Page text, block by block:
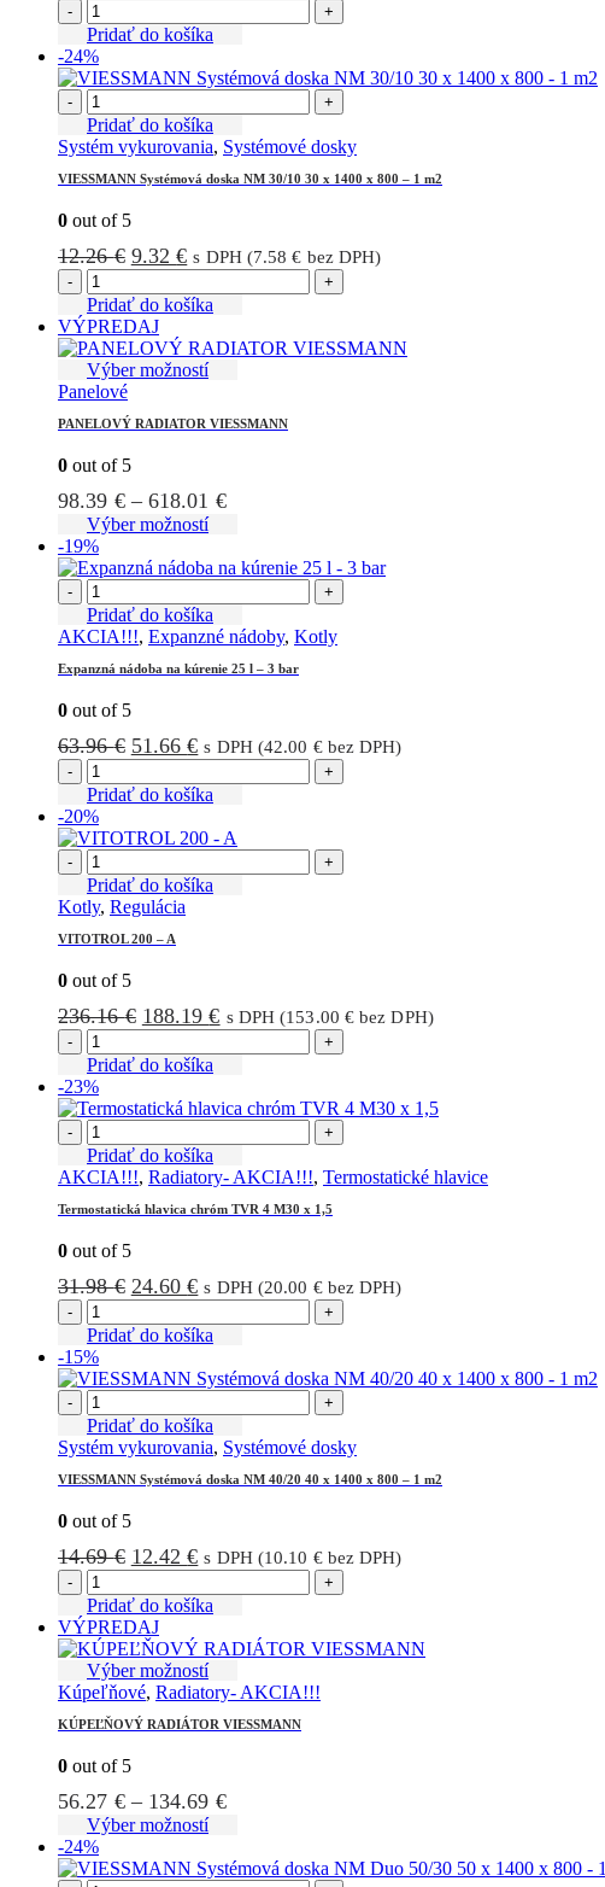
bola:
je:
- +
Pridať do košíka
-24%
- +
Pridať do košíka
Systém vykurovania, Systémové dosky
VIESSMANN Systémová doska NM 30/10 30 x 1400 x 800 – 1 m2
0 out of 5
12.26€ Pôvodná
bola:
12.26 €.
9.32€Aktuálna
je:
s DPH (7.58€ bez DPH)
- +
Pridať do košíka
VÝPREDAJ
Výber možností
viacero
na
stránke
produktu.
Panelové
PANELOVÝ RADIATOR VIESSMANN
0 out of 5
98.39 € – 618.01 €Price
through
618.01 €
Výber možností
má
variantov.
Možnosti
môžete
stránke
produktu.
-19%
- +
Pridať do košíka
AKCIA!!!, Expanzné nádoby, Kotly
Expanzná nádoba na kúrenie 25 l – 3 bar
0 out of 5
63.96€ Pôvodná
bola:
51.66€Aktuálna
je:
s DPH (42.00 €bez DPH)
- +
Pridať do košíka
-20%
- +
Pridať do košíka
Kotly, Regulácia
VITOTROL 200 – A
0 out of 5
236.16€ Pôvodná
bola:
188.19€Aktuálna
s DPH (153.00 € bez DPH)
- +
Pridať do košíka
-23%
- +
Pridať do košíka
AKCIA!!!, Radiatory- AKCIA!!!, Termostatické hlavice
Termostatická hlavica chróm TVR 4 M30 x 1,5
0 out of 5
31.98€ Pôvodná
bola:
24.60€Aktuálna
je:
s DPH (20.00 €bez DPH)
- +
Pridať do košíka
-15%
- +
Pridať do košíka
Systém vykurovania, Systémové dosky
VIESSMANN Systémová doska NM 40/20 40 x 1400 x 800 – 1 m2
0 out of 5
14.69€ Pôvodná
bola:
14.69 €.
12.42€Aktuálna
je:
s DPH (10.10 €bez DPH)
- +
Pridať do košíka
VÝPREDAJ
Výber možností
produkt
viacero
na
Kúpeľňové, Radiatory- AKCIA!!!
KÚPEĽŇOVÝ RADIÁTOR VIESSMANN
0 out of 5
56.27 € – 134.69 €Price
through
Výber možností
má
-24%